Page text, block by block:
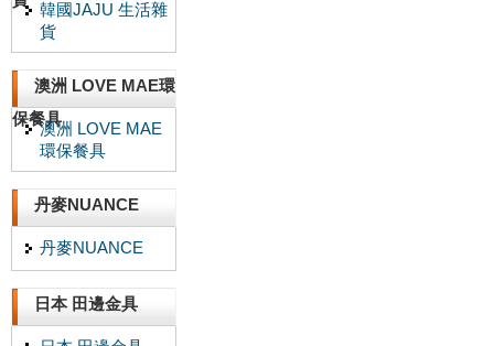
韓國JAJU 生活雜
貨
澳洲 LOVE MAE環
保餐具
澳洲 LOVE MAE
環保餐具
丹麥NUANCE
丹麥NUANCE
日本 田邊金具